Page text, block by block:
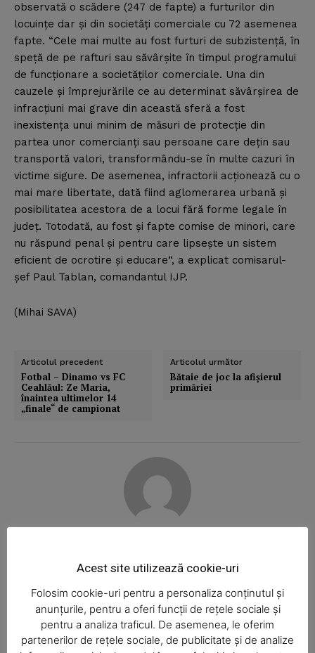
News Week
Magazine PRO
observată o scădere (247 de fapte) a furturilor din
locuinţe dar şi din societăţi comerciale cu 72 asemenea
fapte. “Cele mai multe au fost furturi de subzistenţă, în
speţă de pe rafturi sau săvârşite în timpul programului
de funcţionare a societăţilor comerciale. Una din
cauzele şi împrejurările ce au determinat săvârşirea de
infracţiuni mai grave din această sferă a fost
inexistenţa unui minim de măsuri de protecţie din
partea unor comercianţi sau persoane care deţin sau
transportă valori, transformându-se în multe cazuri în
victime sigure. De asemenea, infractorii acţionează cu o
mai mare libertate, dată fiind aglomerarea urbană şi
posibilitatea acestora de a locui fără forme legale în
judeţ. Totodată, au fost şi fapte comise de minori, care
nu răspund penal şi pentru care lipseşte un sistem
eficient de ocrotire şi educare“, a explicat comisarul-
şef Paul Tablan, comandantul IJP.
(Mihai SAVA)
Articolul precedent
Fotbal – Dinamo vs FC
Ceahlăul: Ze Maria,
înaintea ultimelor 14
„finale“ de campionat
Articolul următor
Bătaie de joc la afişierul
primăriei
https://www.realitateamedia.ro/
2 COMENTARII
Acest site utilizează cookie-uri
Folosim cookie-uri pentru a personaliza conținutul și
anunțurile, pentru a oferi funcții de rețele sociale și
pentru a analiza traficul. De asemenea, le oferim
partenerilor de rețele sociale, de publicitate și de analize